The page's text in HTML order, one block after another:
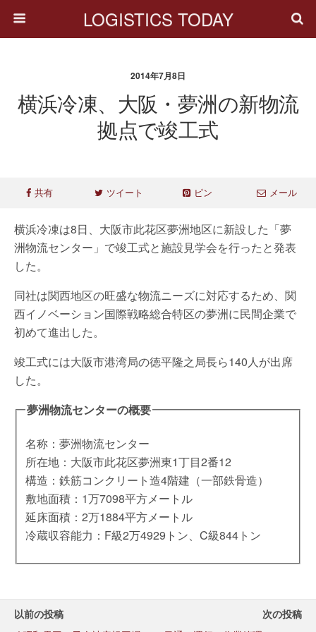
LOGISTICS TODAY
2014年7月8日
横浜冷凍、大阪・夢洲の新物流
拠点で竣工式
共有 ツイート ピン メール
横浜冷凍は8日、大阪市此花区夢洲地区に新設した「夢
洲物流センター」で竣工式と施設見学会を行ったと発表
した。
同社は関西地区の旺盛な物流ニーズに対応するため、関
西イノベーション国際戦略総合特区の夢洲に民間企業で
初めて進出した。
竣工式には大阪市港湾局の徳平隆之局長ら140人が出席
した。
夢洲物流センターの概要
名称：夢洲物流センター
所在地：大阪市此花区夢洲東1丁目2番12
構造：鉄筋コンクリート造4階建（一部鉄骨造）
敷地面積：1万7098平方メートル
延床面積：2万1884平方メートル
冷蔵収容能力：F級2万4929トン、C級844トン
以前の投稿 次の投稿